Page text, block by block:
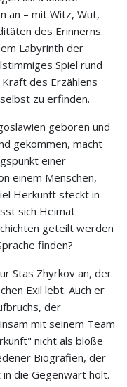
an – mit Witz, Wut,
des Erinnerns.
Labyrinth der
Spiel rund
des Erzählens
zu erfinden.
geboren und
gekommen, macht
einer
einem Menschen,
Herkunft steckt in
sich Heimat
geteilt werden
finden?
Stas Zhyrkov an, der
Exil lebt. Auch er
der
mit seinem Team
nicht als bloße
Biografien, der
die Gegenwart holt.